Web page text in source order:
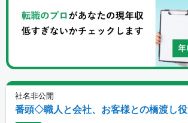
社名非公開
番頭◇職人と会社、お客様との橋渡し役